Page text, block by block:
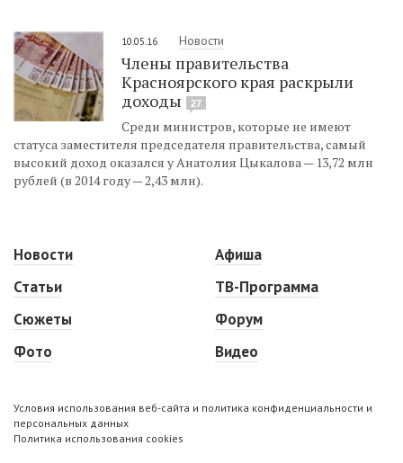
10.05.16 Новости
Члены правительства
Красноярского края раскрыли
доходы
27
Среди министров, которые не имеют
статуса заместителя председателя правительства, самый
высокий доход оказался у Анатолия Цыкалова — 13,72 млн
рублей (в 2014 году — 2,43 млн).
Новости
Статьи
Сюжеты
Фото
Афиша
ТВ-Программа
Форум
Видео
Условия использования веб-сайта и политика конфиденциальности и
персональных данных
Политика использования cookies